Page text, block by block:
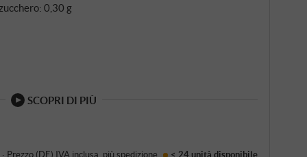
0,30 g
SCOPRI DI PIÙ
· Prezzo (DE) IVA inclusa, più spedizione < 24 unità disponibile